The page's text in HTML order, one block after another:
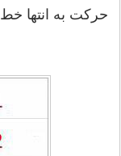
حرکت به انتها خط